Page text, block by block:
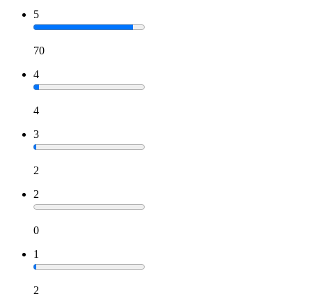
5
70
4
4
3
2
2
0
1
2